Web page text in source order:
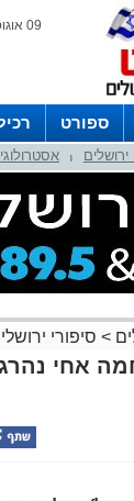
09 אוגוסט 2026 / 15:24
ספורט
לוח שדוריםירושלים
> סיפורי
אחי